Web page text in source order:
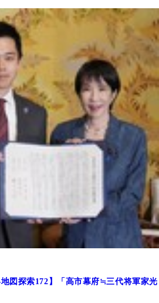
地図探索172】「高市幕府≒三代将軍家光